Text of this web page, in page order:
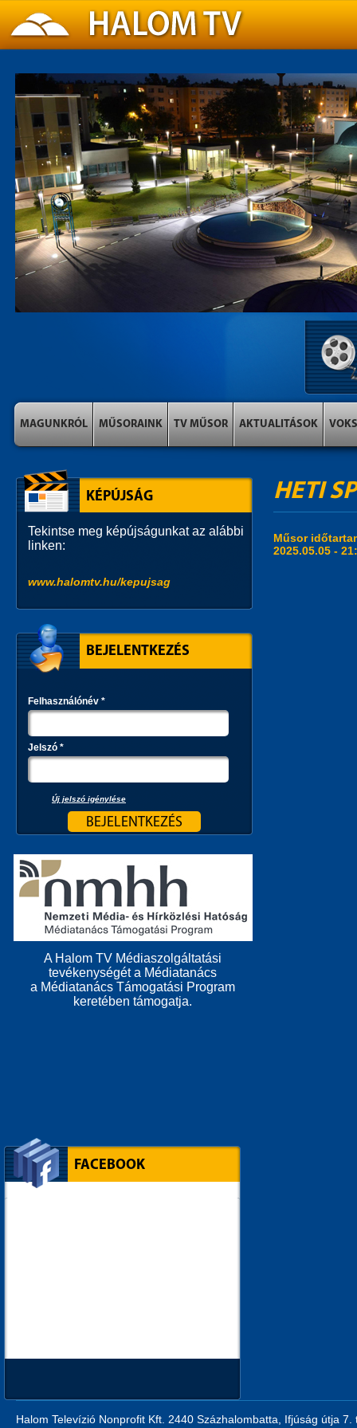
MAGUNKRÓL MŰSORAINK TV MŰSOR AKTUALITÁSOK VOKS
HETI
Műsor
2025.05.05 -
KÉPÚJSÁG
Tekintse meg képújságunkat az alábbi
linken:
www.halomtv.hu/kepujsag
BEJELENTKEZÉS
Felhasználónév *
Jelszó *
Új jelszó igénylése
A Halom TV Médiaszolgáltatási
tevékenységét a Médiatanács
a Médiatanács Támogatási Program
keretében támogatja.
FACEBOOK
Halom Televízió Nonprofit Kft. 2440 Százhalombatta, Ifjúság útja